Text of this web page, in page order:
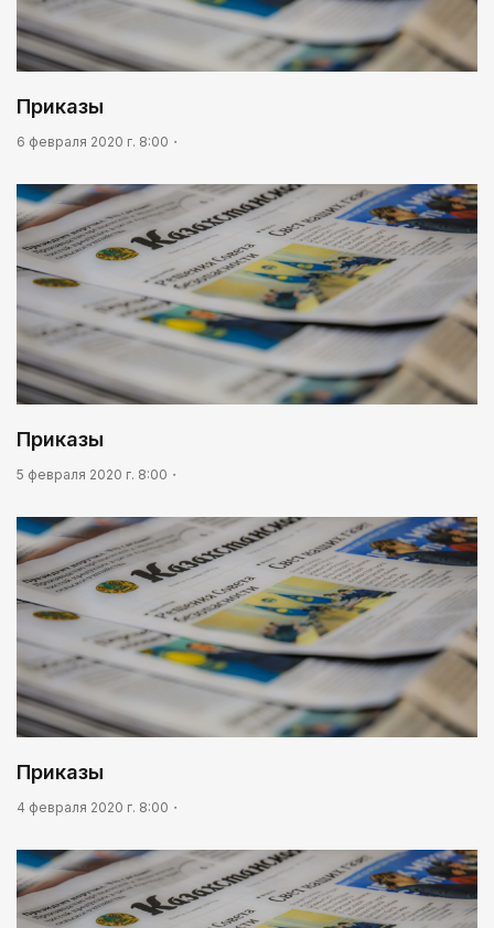
03:04
Мой Абай
07:00
В столице реализуется проект «Школа
национального ремесла»
Приказы
6 февраля 2020 г. 8:00
Приказы
5 февраля 2020 г. 8:00
Приказы
4 февраля 2020 г. 8:00